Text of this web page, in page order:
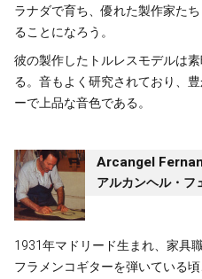
ラナダで育ち、優れた製作家た
ることになろう。
彼の製作したトルレスモデルは
る。音もよく研究されており、
ーで上品な音色である。
Arcangel
アルカンヘル・フ
1931年マドリード生まれ、家具
フラメンコギターを弾いている